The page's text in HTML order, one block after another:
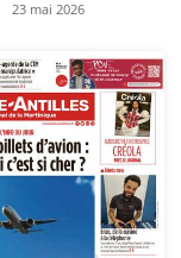
23 mai 2026